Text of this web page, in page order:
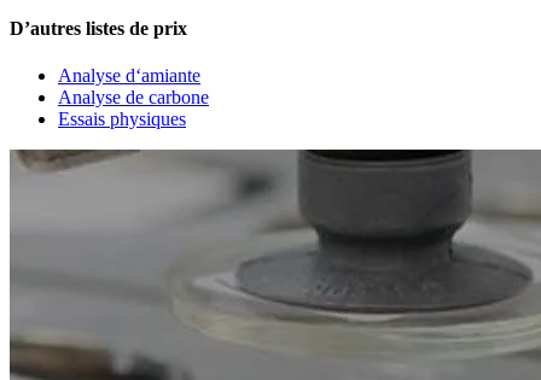
D’autres listes de prix
Analyse d‘amiante
Analyse de carbone
Essais physiques